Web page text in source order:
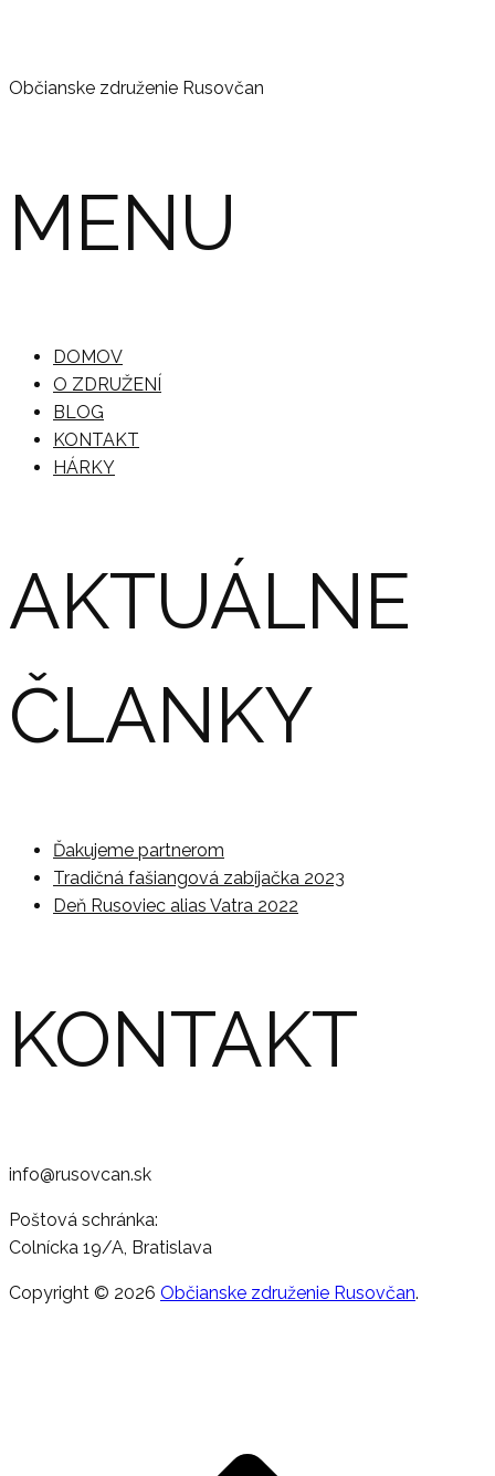
Občianske združenie Rusovčan
MENU
DOMOV
O ZDRUŽENÍ
BLOG
KONTAKT
HÁRKY
AKTUÁLNE
ČLANKY
Ďakujeme partnerom
Tradičná fašiangová zabíjačka 2023
Deň Rusoviec alias Vatra 2022
KONTAKT
info@rusovcan.sk
Poštová schránka:
Colnícka 19/A, Bratislava
Copyright © 2026 Občianske združenie Rusovčan.